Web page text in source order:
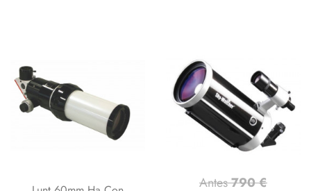
Antes790 €